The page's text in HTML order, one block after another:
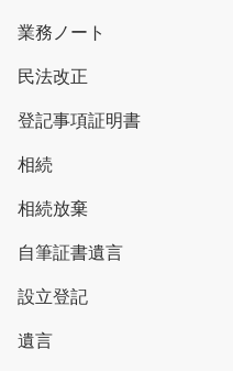
業務ノート
民法改正
登記事項証明書
相続
相続放棄
自筆証書遺言
設立登記
遺言